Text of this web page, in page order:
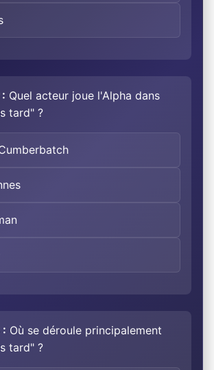
Quel acteur joue l'Alpha dans
tard" ?
Où se déroule principalement
tard" ?